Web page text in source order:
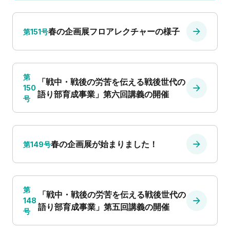
第151号春の企画展フロアレクチャーの様子
第
150
号
「戦中・戦後の労苦を伝える戦後世代の
語り部育成事業」第六回講義の開催
第149号春の企画展が始まりました！
第
148
号
「戦中・戦後の労苦を伝える戦後世代の
語り部育成事業」第五回講義の開催